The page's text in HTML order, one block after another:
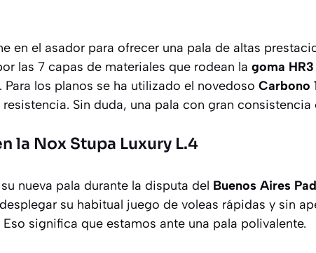
en el asador para ofrecer una pala de altas
las 7 capas de materiales que rodean la goma HR3
Para los planos se ha utilizado el novedoso Carbono
Sin duda, una pala con gran consistencia
la Nox Stupa Luxury L.4
nueva pala durante la disputa del Buenos Aires
su habitual juego de voleas rápidas y sin
significa que estamos ante una pala polivalente.